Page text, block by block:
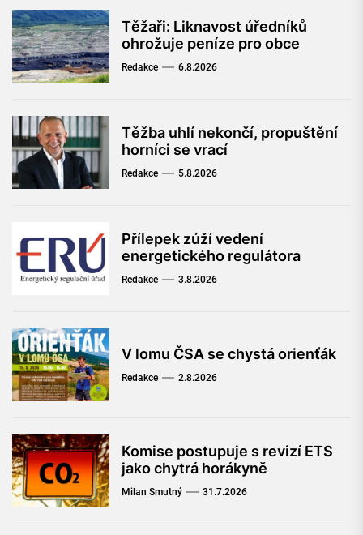
Těžaři: Liknavost úředníků
ohrožuje peníze pro obce
Redakce 6.8.2026
Těžba uhlí nekončí, propuštění
horníci se vrací
Redakce 5.8.2026
Přílepek zúží vedení
energetického regulátora
Redakce 3.8.2026
V lomu ČSA se chystá orienťák
Redakce 2.8.2026
Komise postupuje s revizí ETS
jako chytrá horákyně
Milan Smutný 31.7.2026